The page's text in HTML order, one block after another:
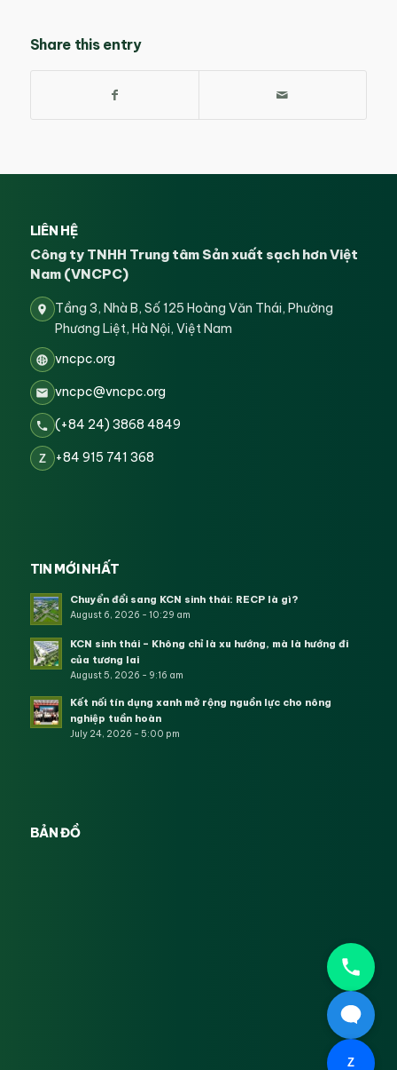
Share this entry
LIÊN HỆ
Công ty TNHH Trung tâm Sản xuất sạch hơn Việt
Nam (VNCPC)
Tầng 3, Nhà B, Số 125 Hoàng Văn Thái, Phường
Phương Liệt, Hà Nội, Việt Nam
vncpc.org
vncpc@vncpc.org
(+84 24) 3868 4849
Z +84 915 741 368
TIN MỚI NHẤT
Chuyển đổi sang KCN sinh thái: RECP là gì?
August 6, 2026 - 10:29 am
KCN sinh thái – Không chỉ là xu hướng, mà là hướng đi
của tương lai
August 5, 2026 - 9:16 am
Kết nối tín dụng xanh mở rộng nguồn lực cho nông
nghiệp tuần hoàn
July 24, 2026 - 5:00 pm
BẢN ĐỒ
Z